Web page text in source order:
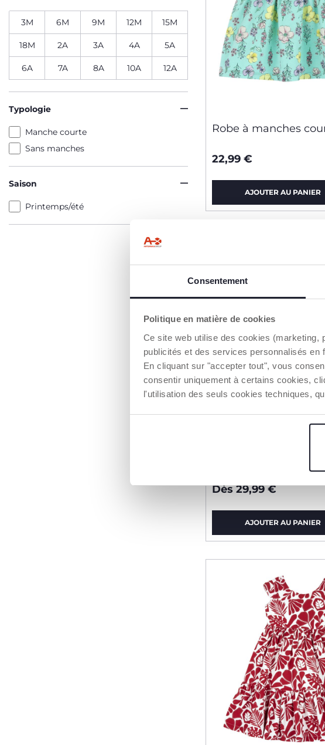
Consentement
Politique en matière de cookies
Ce site web utilise des cookies
publicités et des services personnalisés
En cliquant sur "accepter tout", vous
consentir uniquement à certains cookies,
l'utilisation des seuls cookies techniques,
3M 6M 9M 12M 15M
18M 2A 3A 4A 5A
6A 7A 8A 10A 12A
Typologie
Manche courte
Sans manches
Saison
Printemps/été
Robe à manches
22,99 €
AJOUTER AU PANIER
Robe sans
Dès 29,99 €
AJOUTER AU PANIER